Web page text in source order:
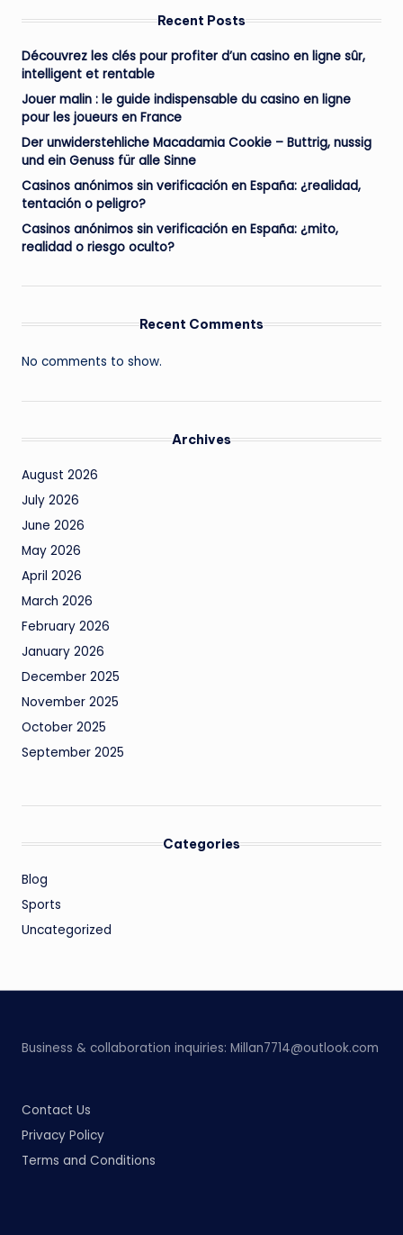
Recent Posts
Découvrez les clés pour profiter d’un casino en ligne sûr,
intelligent et rentable
Jouer malin : le guide indispensable du casino en ligne
pour les joueurs en France
Der unwiderstehliche Macadamia Cookie – Buttrig, nussig
und ein Genuss für alle Sinne
Casinos anónimos sin verificación en España: ¿realidad,
tentación o peligro?
Casinos anónimos sin verificación en España: ¿mito,
realidad o riesgo oculto?
Recent Comments
No comments to show.
Archives
August 2026
July 2026
June 2026
May 2026
April 2026
March 2026
February 2026
January 2026
December 2025
November 2025
October 2025
September 2025
Categories
Blog
Sports
Uncategorized
Business & collaboration inquiries: Millan7714@outlook.com
Contact Us
Privacy Policy
Terms and Conditions